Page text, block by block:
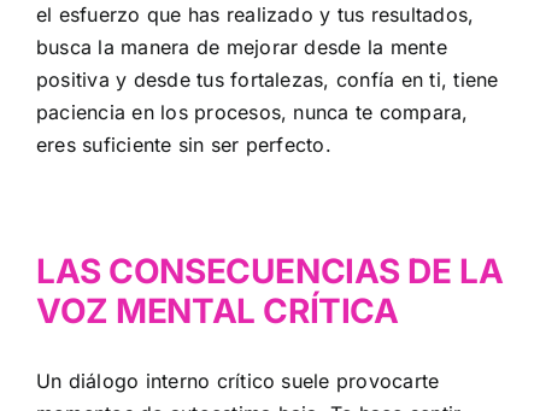
el esfuerzo que has realizado y tus resultados,
busca la manera de mejorar desde la mente
positiva y desde tus fortalezas, confía en ti, tiene
paciencia en los procesos, nunca te compara,
eres suficiente sin ser perfecto.
LAS CONSECUENCIAS DE LA
VOZ MENTAL CRÍTICA
Un diálogo interno crítico suele provocarte